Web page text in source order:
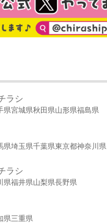
ラシ
県宮城県秋田県山形県福島県
県埼玉県千葉県東京都神奈川県
ラシ
県福井県山梨県長野県
県三重県